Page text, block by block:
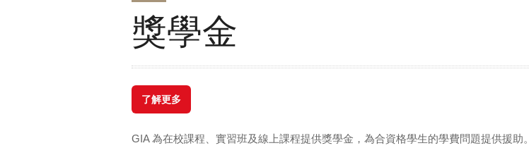
獎學金
了解更多
GIA 為在校課程、實習班及線上課程提供獎學金，為合資格學生的學費問題提供援助。